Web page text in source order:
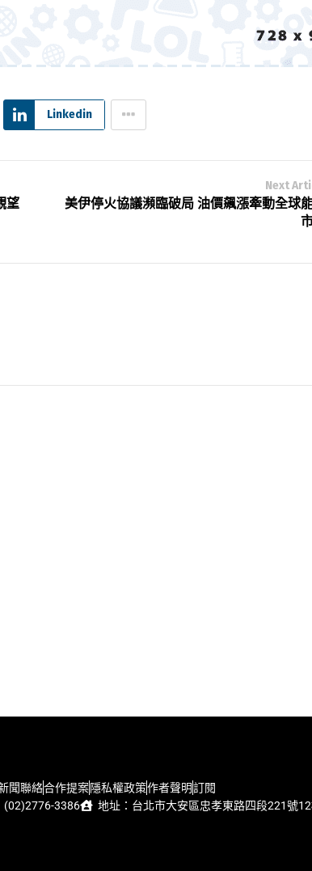
Linkedin
望
Next
美伊停火協議瀕臨破局 油價飆漲牽動全球
聞聯絡合作提案隱私權政策作者聲明訂閱
(02)2776-3386
地址：台北市大安區忠孝東路四段221號